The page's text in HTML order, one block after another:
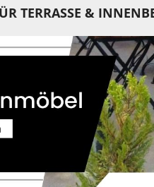
TERRASSE &